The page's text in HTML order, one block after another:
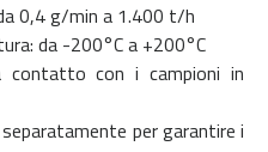
0,4 g/min a 1.400 t/h
da -200°C a +200°C
contatto con i campioni in
per garantire i